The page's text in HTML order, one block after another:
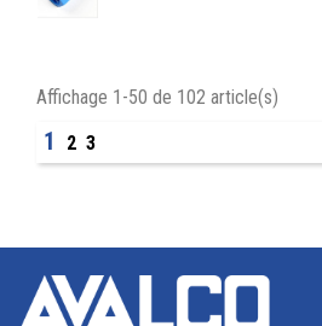
Affichage 1-50 de 102 article(s)
1 2 3